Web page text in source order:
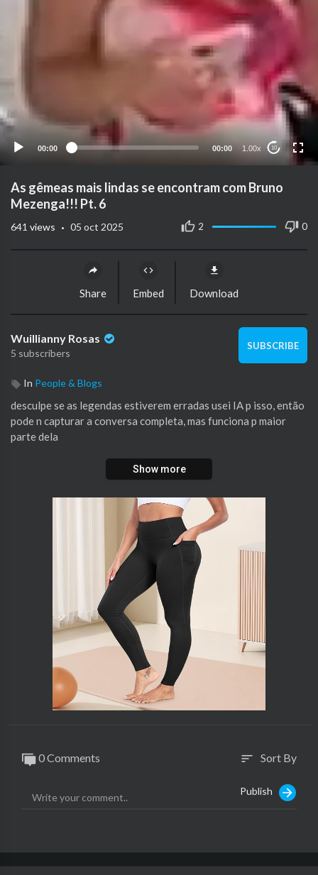
00:00 00:00 1.00x 10
As gêmeas mais lindas se encontram com Bruno
Mezenga!!! Pt. 6
2 0
641 views · 05 oct 2025
Share Embed Download
Wuillianny Rosas
5 subscribers
SUBSCRIBE
In People & Blogs
⁣⁣⁣desculpe se as legendas estiverem erradas usei IA p isso, então
pode n capturar a conversa completa, mas funciona p maior
parte dela
Show more
0 Comments sort Sort By
Publish